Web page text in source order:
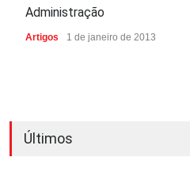
Administração
Artigos 1 de janeiro de 2013
Últimos